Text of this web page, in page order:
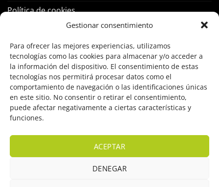
Gestionar consentimiento
Para ofrecer las mejores experiencias, utilizamos
tecnologías como las cookies para almacenar y/o acceder a
la información del dispositivo. El consentimiento de estas
tecnologías nos permitirá procesar datos como el
comportamiento de navegación o las identificaciones únicas
en este sitio. No consentir o retirar el consentimiento,
puede afectar negativamente a ciertas características y
funciones.
ACEPTAR
DENEGAR
Política de cookies
Control Acceso
Hogar Inteligente
Incendio
Intrusión
Marcas
OFERTAS